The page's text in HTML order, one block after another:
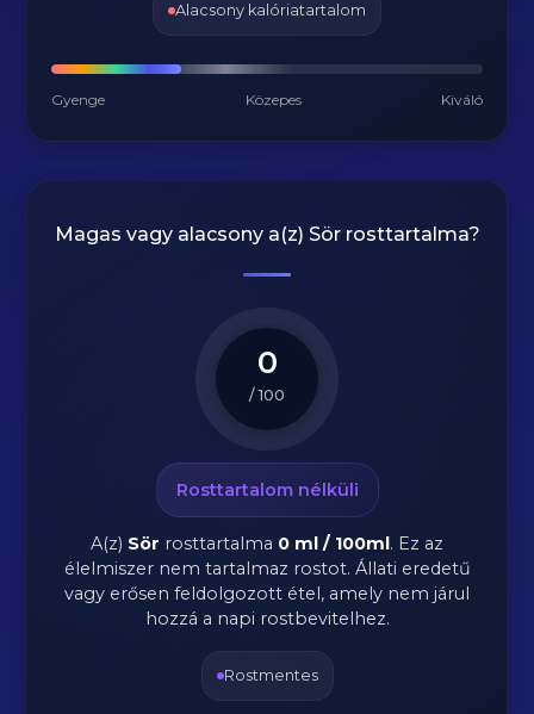
Alacsony kalóriatartalom
Gyenge Közepes Kiváló
Magas vagy alacsony a(z) Sör rosttartalma?
0
/ 100
Rosttartalom nélküli
A(z) Sör rosttartalma 0 ml / 100ml. Ez az
élelmiszer nem tartalmaz rostot. Állati eredetű
vagy erősen feldolgozott étel, amely nem járul
hozzá a napi rostbevitelhez.
Rostmentes